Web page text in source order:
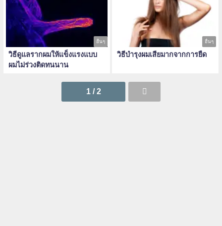
อื่นๆ
วิธีดูแลรากผมให้แข็งแรงแบบ
ผมไม่ร่วงติดทนนาน
อื่นๆ
วิธีบำรุงผมเสียมากจากการยืด
1 / 2